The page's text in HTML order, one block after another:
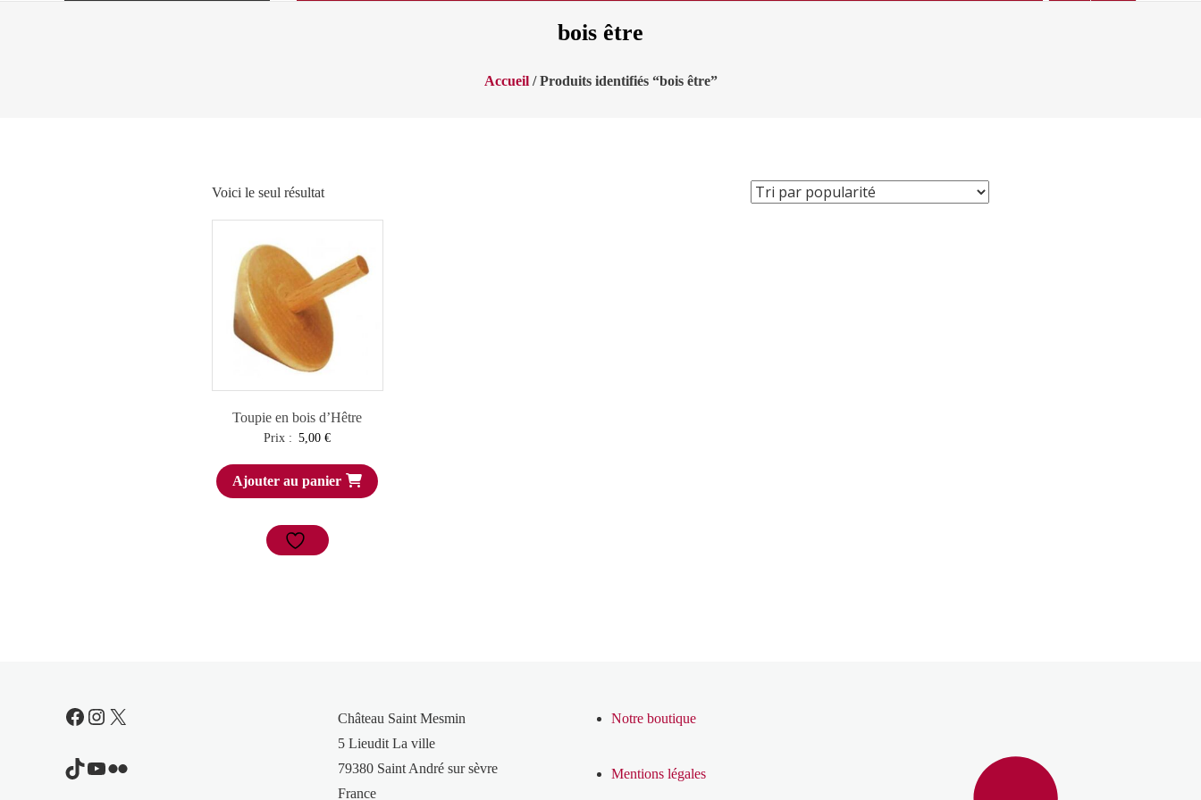
bois être
Accueil/ Produits identifiés “bois être”
Voici le seul résultat
Toupie en bois d’Hêtre
Prix : 5,00€
Ajouter au panier
Facebook
Instagram
X
TikTok
YouTube
Flickr
Château Saint Mesmin
5 Lieudit La ville
79380 Saint André sur sèvre
France
Notre boutique
Mentions légales